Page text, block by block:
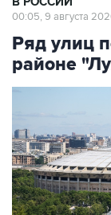
00:05, 9 августа
Ряд улиц
районе